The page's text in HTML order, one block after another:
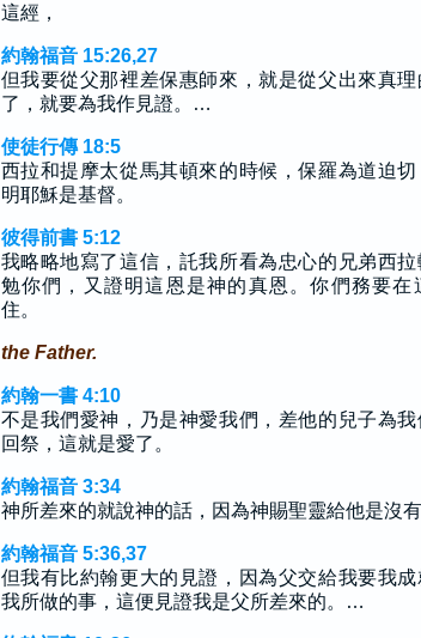
這經，
約翰福音 15:26,27
但我要從父那裡差保惠師來，就是從父出來真
了，就要為我作見證。…
使徒行傳 18:5
西拉和提摩太從馬其頓來的時候，保羅為道迫
明耶穌是基督。
彼得前書 5:12
我略略地寫了這信，託我所看為忠心的兄弟西
勉你們，又證明這恩是神的真恩。你們務要在
住。
the Father.
約翰一書 4:10
不是我們愛神，乃是神愛我們，差他的兒子為
回祭，這就是愛了。
約翰福音 3:34
神所差來的就說神的話，因為神賜聖靈給他是沒有
約翰福音 5:36,37
但我有比約翰更大的見證，因為父交給我要我
我所做的事，這便見證我是父所差來的。…